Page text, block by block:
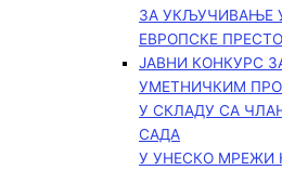
ЗА УКЉУЧИВАЊЕ
ЕВРОПСКЕ
ЈАВНИ КОНКУРС
УМЕТНИЧКИМ
У СКЛАДУ СА
САДА
У УНЕСКО МРЕЖИ